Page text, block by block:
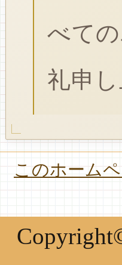
べて
礼申し
このホーム